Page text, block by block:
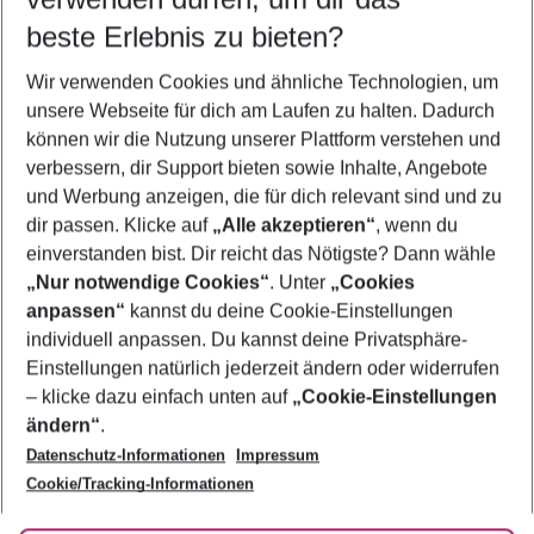
5-8 Nächte
2 Erwachsene Keine Kinder
Mehr Filter anzeigen
Footer
Footer navigation
Über uns
AGB
Bestpreisgarantie
Cookie-Einstellungen ändern
Cookie-Richtlinie
Agenturbetreuung
Barrierefreies Reisen
Folge uns
beste Erlebnis zu bieten?
Wir verwenden Cookies und ähnliche Technologien, um
unsere Webseite für dich am Laufen zu halten. Dadurch
können wir die Nutzung unserer Plattform verstehen und
verbessern, dir Support bieten sowie Inhalte, Angebote
und Werbung anzeigen, die für dich relevant sind und zu
dir passen. Klicke auf „Alle akzeptieren“, wenn du
einverstanden bist. Dir reicht das Nötigste? Dann wähle
„Nur notwendige Cookies“. Unter „Cookies
anpassen“ kannst du deine Cookie-Einstellungen
individuell anpassen. Du kannst deine Privatsphäre-
Einstellungen natürlich jederzeit ändern oder widerrufen
– klicke dazu einfach unten auf „Cookie-Einstellungen
ändern“.
Datenschutz-Informationen
Impressum
Cookie/Tracking-Informationen